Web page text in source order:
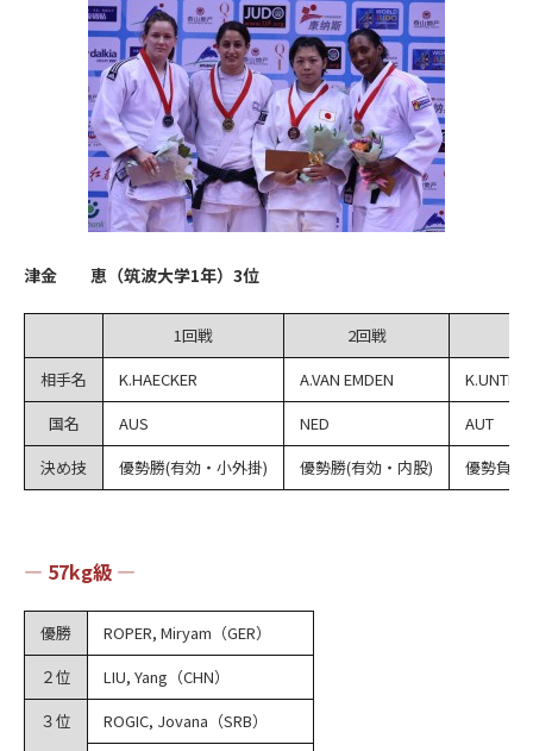
津金 恵（筑波大学1年）3位
1回戦 2回戦
相手名
K.HAECKER A.VAN EMDEN
国名
AUS NED
AUT
決め技
優勢勝(有効・小外掛) 優勢勝(有効・内股) 優勢負(
― 57kg級 ―
優勝
ROPER, Miryam（GER）
２位
LIU, Yang（CHN）
３位
ROGIC, Jovana（SRB）